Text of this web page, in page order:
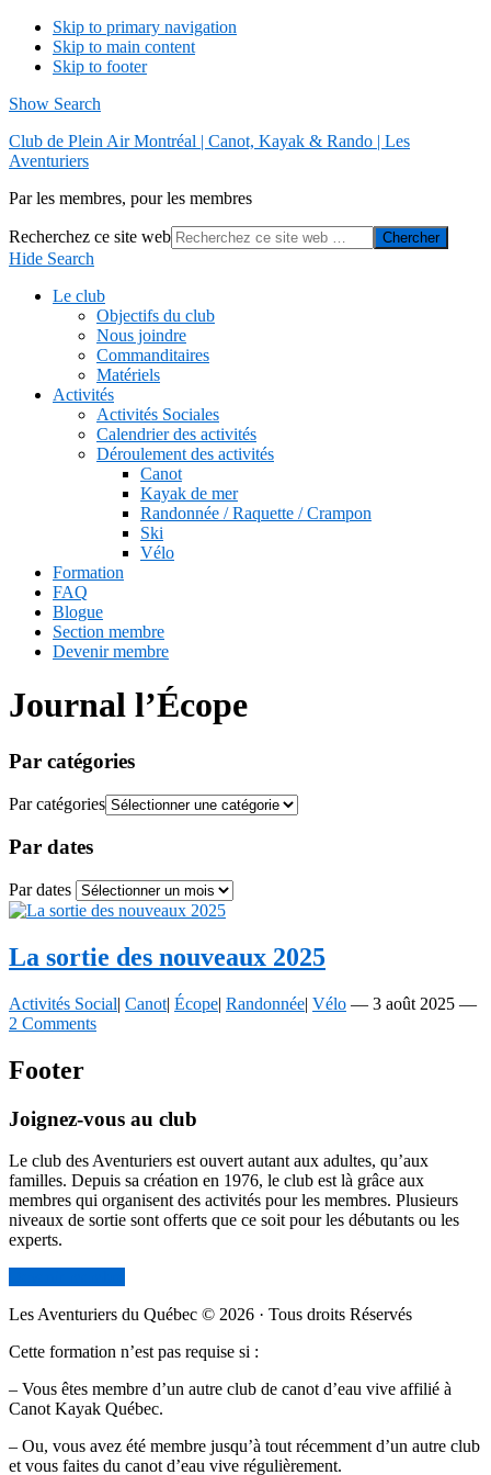
Skip to primary navigation
Skip to main content
Skip to footer
Show Search
Club de Plein Air Montréal | Canot, Kayak & Rando | Les
Aventuriers
Par les membres, pour les membres
Recherchez ce site web
Hide Search
Le club
Objectifs du club
Nous joindre
Commanditaires
Matériels
Activités
Activités Sociales
Calendrier des activités
Déroulement des activités
Canot
Kayak de mer
Randonnée / Raquette / Crampon
Ski
Vélo
Formation
FAQ
Blogue
Section membre
Devenir membre
Journal l’Écope
Par catégories
Par catégories
Par dates
Par dates
La sortie des nouveaux 2025
Activités Social| Canot| Écope| Randonnée| Vélo — 3 août 2025 —
2 Comments
Footer
Joignez-vous au club
Le club des Aventuriers est ouvert autant aux adultes, qu’aux
familles. Depuis sa création en 1976, le club est là grâce aux
membres qui organisent des activités pour les membres. Plusieurs
niveaux de sortie sont offerts que ce soit pour les débutants ou les
experts.
Les Aventuriers du Québec © 2026 · Tous droits Réservés
Cette formation n’est pas requise si :
– Vous êtes membre d’un autre club de canot d’eau vive affilié à
Canot Kayak Québec.
– Ou, vous avez été membre jusqu’à tout récemment d’un autre club
et vous faites du canot d’eau vive régulièrement.